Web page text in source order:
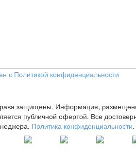
с Политикой конфиденциальности
защищены. Информация,
публичной офертой. Все
Политика конфиденциальности.